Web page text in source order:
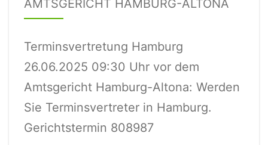
AMTSGERICHT HAMBURG-ALTONA
Terminsvertretung Hamburg
26.06.2025 09:30 Uhr vor dem
Amtsgericht Hamburg-Altona: Werden
Sie Terminsvertreter in Hamburg.
Gerichtstermin 808987